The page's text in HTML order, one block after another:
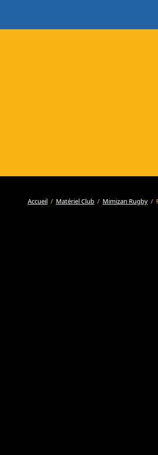
Accueil / Matériel Club / Mimizan Rugby /